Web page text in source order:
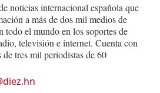
noticias internacional española que
a más de dos mil medios de
todo el mundo en los soportes de
televisión e internet. Cuenta con
de tres mil periodistas de 60